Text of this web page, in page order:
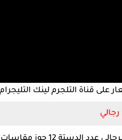
على قناة التلجرم لينك